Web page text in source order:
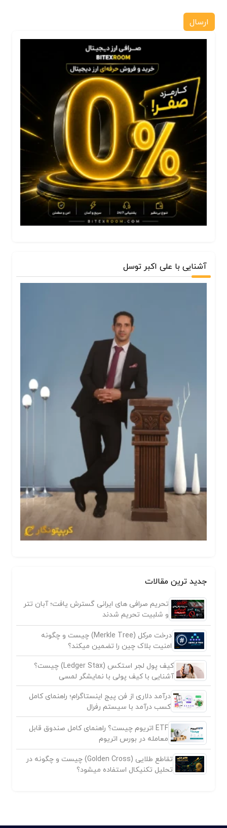
ارسال
آشنایی با علی اکبر توسل
جدید ترین مقالات
تحریم صرافی های ایرانی گسترش یافت؛ آبان تتر
و شلبیت تحریم شدند
درخت مرکل (Merkle Tree) چیست و چگونه
امنیت بلاک چین را تضمین میکند؟
کیف پول لجر استکس (Ledger Stax) چیست؟
آشنایی با کیف پولی با نمایشگر لمسی
درآمد دلاری از فن پیج اینستاگرام؛ راهنمای کامل
کسب درآمد با سیستم رفرال
ETF اتریوم چیست؟ راهنمای کامل صندوق قابل
معامله در بورس اتریوم
تقاطع طلایی (Golden Cross) چیست و چگونه در
تحلیل تکنیکال استفاده میشود؟